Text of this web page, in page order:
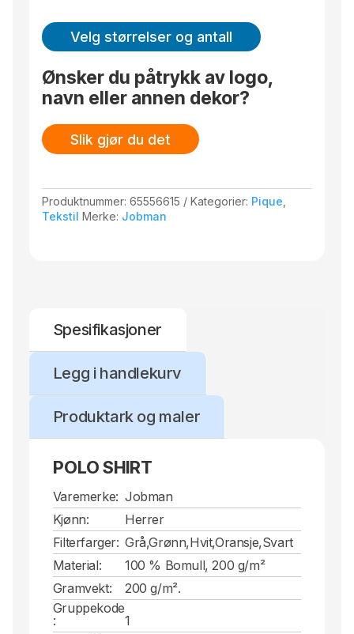
Velg størrelser og antall
Ønsker du påtrykk av logo,
navn eller annen dekor?
Slik gjør du det
Produktnummer:65556615 Kategorier: Pique
Tekstil Merke: Jobman
Spesifikasjoner
Legg i handlekurv
Produktark og maler
POLO SHIRT
Varemerke: Jobman
Kjønn:
Herrer
Filterfarger: Grå,Grønn,Hvit,Oransje,Svart
Material:
100 % Bomull, 200 g/m²
Gramvekt:
200 g/m².
Gruppekode
:
1